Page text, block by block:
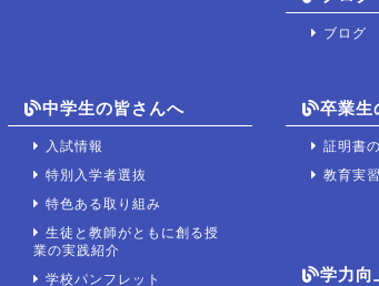
ブログ
中学生の皆さんへ
入試情報
特別入学者選抜
特色ある取り組み
生徒と教師がともに創る授
業の実践紹介
学校パンフレット
卒業生
証明書
教育実
学力向